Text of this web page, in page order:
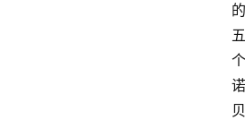
的
五
个
诺
贝